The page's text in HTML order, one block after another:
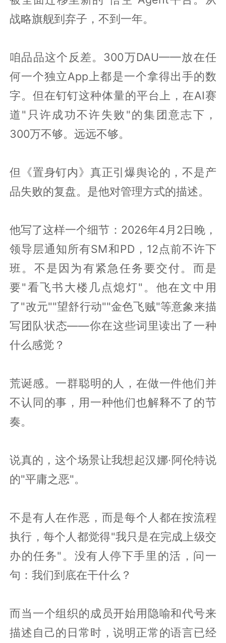
战略旗舰到弃子，不到一年。
咱品品这个反差。300万DAU——放在任
何一个独立App上都是一个拿得出手的数
字。但在钉钉这种体量的平台上，在AI赛
道"只许成功不许失败"的集团意志下，
300万不够。远远不够。
但《置身钉内》真正引爆舆论的，不是产
品失败的复盘。是他对管理方式的描述。
他写了这样一个细节：2026年4月2日晚，
领导层通知所有SM和PD，12点前不许下
班。不是因为有紧急任务要交付。而是
要"看飞书大楼几点熄灯"。他在文中用
了"改元""望舒行动""金色飞贼"等意象来描
写团队状态——你在这些词里读出了一种
什么感觉？
荒诞感。一群聪明的人，在做一件他们并
不认同的事，用一种他们也解释不了的节
奏。
说真的，这个场景让我想起汉娜·阿伦特说
的"平庸之恶"。
不是有人在作恶，而是每个人都在按流程
执行，每个人都觉得"我只是在完成上级交
办的任务"。没有人停下手里的活，问一
句：我们到底在干什么？
而当一个组织的成员开始用隐喻和代号来
描述自己的日常时，说明正常的语言已经